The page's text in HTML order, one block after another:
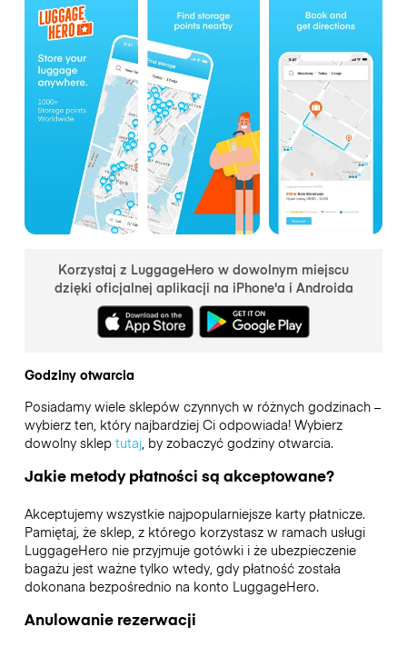
Korzystaj z LuggageHero w dowolnym miejscu
dzięki oficjalnej aplikacji na iPhone'a i Androida
Godziny otwarcia
Posiadamy wiele sklepów czynnych w różnych godzinach –
wybierz ten, który najbardziej Ci odpowiada! Wybierz
dowolny sklep tutaj, by zobaczyć godziny otwarcia.
Jakie metody płatności są akceptowane?
Akceptujemy wszystkie najpopularniejsze karty płatnicze.
Pamiętaj, że sklep, z którego korzystasz w ramach usługi
LuggageHero nie przyjmuje gotówki i że ubezpieczenie
bagażu jest ważne tylko wtedy, gdy płatność została
dokonana bezpośrednio na konto LuggageHero.
Anulowanie rezerwacji